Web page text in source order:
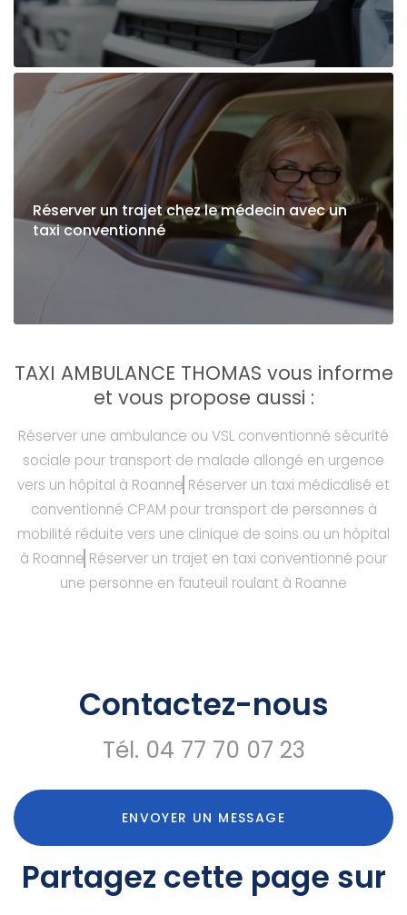
Réserver un trajet chez le médecin avec un
taxi conventionné
TAXI AMBULANCE THOMAS vous informe
et vous propose aussi :
Réserver une ambulance ou VSL conventionné sécurité
sociale pour transport de malade allongé en urgence
vers un hôpital à Roanne Réserver un taxi médicalisé et
conventionné CPAM pour transport de personnes à
mobilité réduite vers une clinique de soins ou un hôpital
à Roanne Réserver un trajet en taxi conventionné pour
une personne en fauteuil roulant à Roanne
Contactez-nous
Tél. 04 77 70 07 23
ENVOYER UN MESSAGE
Partagez cette page sur